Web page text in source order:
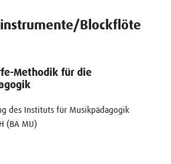
Blockflöte
Methodik für die
des Instituts für Musikpädagogik
(BA MU)